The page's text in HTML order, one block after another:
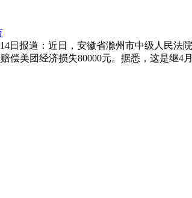
日报道：近日，安徽省滁州市中级人民
偿美团经济损失80000元。据悉，这是继